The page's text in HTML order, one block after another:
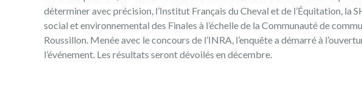
déterminer avec précision, l’Institut Français du Cheval et de l’Équitation, la
social et environnemental des Finales à l’échelle de la Communauté de
Roussillon. Menée avec le concours de l’INRA, l’enquête a démarré à
l’événement. Les résultats seront dévoilés en décembre.